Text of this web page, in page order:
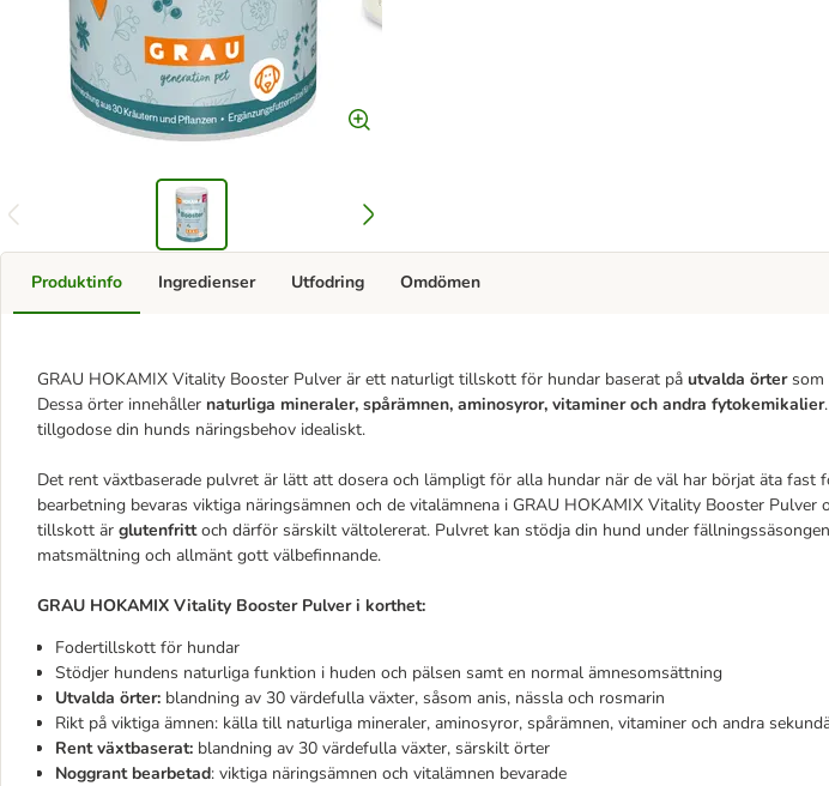
Produktinfo
GRAU HOKAMIX Vitality Booster Pulver är ett naturligt tillskott för hundar baserat på utvalda örter som
Dessa örter innehåller naturliga mineraler, spårämnen, aminosyror, vitaminer och andra fytokemikalier
tillgodose din hunds näringsbehov idealiskt.
Det rent växtbaserade pulvret är lätt att dosera och lämpligt för alla hundar när de väl har börjat äta fast
bearbetning bevaras viktiga näringsämnen och de vitalämnena i GRAU HOKAMIX Vitality Booster Pulver
tillskott är glutenfrittoch därför särskilt vältolererat. Pulvret kan stödja din hund under
matsmältning och allmänt gott välbefinnande.
GRAU HOKAMIX Vitality Booster Pulver i korthet:
Fodertillskott för hundar
Stödjer hundens naturliga funktion i huden och pälsen samt en normal ämnesomsättning
Utvalda örter: blandning av 30 värdefulla växter, såsom anis, nässla och rosmarin
Rikt på viktiga ämnen: källa till naturliga mineraler, aminosyror, spårämnen, vitaminer och andra
Rent växtbaserat: blandning av 30 värdefulla växter, särskilt örter
Noggrant bearbetad: viktiga näringsämnen och vitalämnen bevarade
Ingredienser Utfodring Omdömen